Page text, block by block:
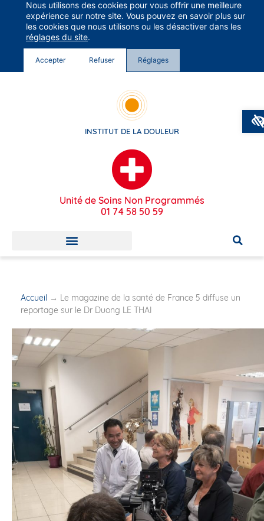
Groupe Vivalto Santé
Entre nous, la vie
INSTITUT DE LA DOULEUR
Unité de Soins Non Programmés
01 74 58 50 59
Accueil → Le magazine de la santé de France 5 diffuse un
reportage sur le Dr Duong LE THAI
Nous utilisons des cookies pour vous offrir une meilleure
expérience sur notre site. Vous pouvez en savoir plus sur
les cookies que nous utilisons ou les désactiver dans les
réglages du site.
Accepter Refuser Réglages